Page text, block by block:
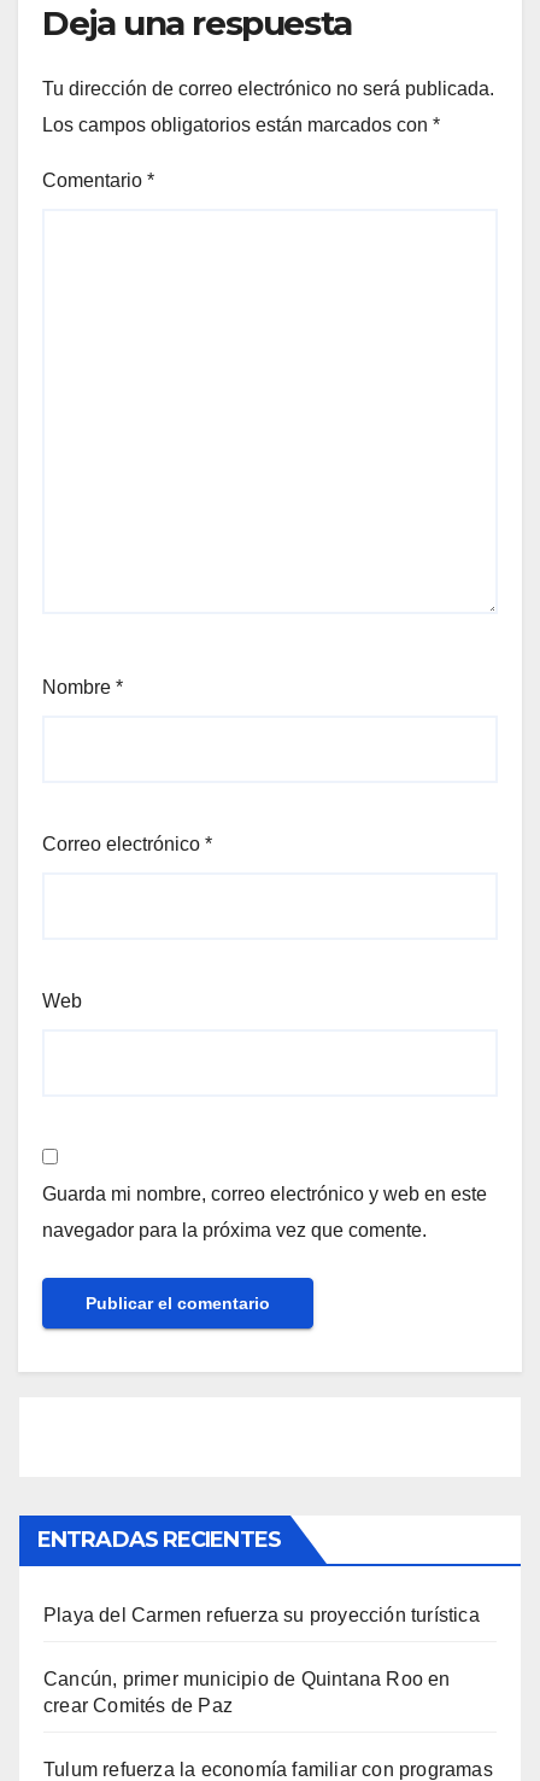
Deja una respuesta
Tu dirección de correo electrónico no será publicada.
Los campos obligatorios están marcados con *
Comentario *
Nombre *
Correo electrónico *
Web
Guarda mi nombre, correo electrónico y web en este
navegador para la próxima vez que comente.
ENTRADAS RECIENTES
Playa del Carmen refuerza su proyección turística
Cancún, primer municipio de Quintana Roo en
crear Comités de Paz
Tulum refuerza la economía familiar con programas